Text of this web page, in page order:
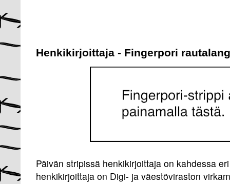
Henkikirjoittaja - Fingerpori
Päivän stripissä henkikirjoittaja on kahdessa
henkikirjoittaja on Digi- ja väestöviraston